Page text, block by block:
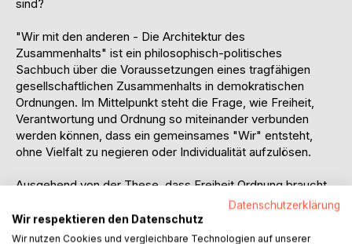
sind?
"Wir mit den anderen - Die Architektur des
Zusammenhalts" ist ein philosophisch-politisches
Sachbuch über die Voraussetzungen eines tragfähigen
gesellschaftlichen Zusammenhalts in demokratischen
Ordnungen. Im Mittelpunkt steht die Frage, wie Freiheit,
Verantwortung und Ordnung so miteinander verbunden
werden können, dass ein gemeinsames "Wir" entsteht,
ohne Vielfalt zu negieren oder Individualität aufzulösen.
Ausgehend von der These, dass Freiheit Ordnung braucht,
Ordnung Verantwortung voraussetzt und Verantwortung nur
in einem geteilten Rahmen Bestand hat, entwickelt das
Buch eine strukturierte Reflexion über demokratische
Datenschutzerklärung
Wir respektieren den Datenschutz
Wir nutzen Cookies und vergleichbare Technologien auf unserer